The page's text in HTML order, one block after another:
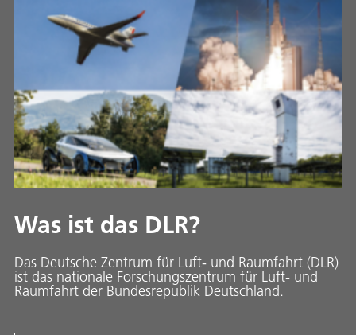
Was ist das DLR?
Das Deutsche Zentrum für Luft- und Raumfahrt (DLR)
ist das nationale Forschungszentrum für Luft- und
Raumfahrt der Bundesrepublik Deutschland.